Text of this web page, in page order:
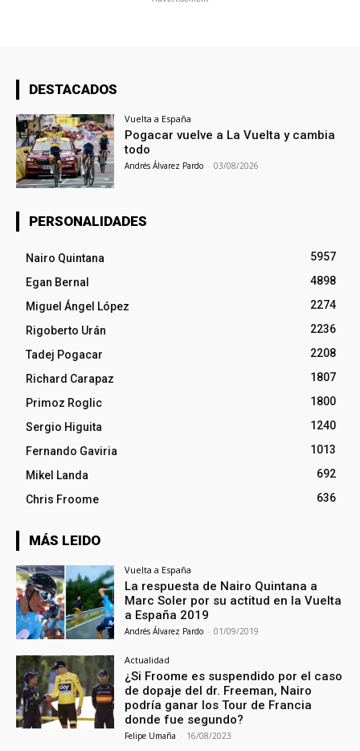
DESTACADOS
Vuelta a España
Pogacar vuelve a La Vuelta y cambia
todo
Andrés Álvarez Pardo - 03/08/2026
PERSONALIDADES
Nairo Quintana
5957
Egan Bernal
4898
Miguel Ángel López
2274
Rigoberto Urán
2236
Tadej Pogacar
2208
Richard Carapaz
1807
Primoz Roglic
1800
Sergio Higuita
1240
Fernando Gaviria
1013
Mikel Landa
692
Chris Froome
636
MÁS LEIDO
Vuelta a España
La respuesta de Nairo Quintana a
Marc Soler por su actitud en la Vuelta
a España 2019
Andrés Álvarez Pardo - 01/09/2019
Actualidad
¿Si Froome es suspendido por el caso
de dopaje del dr. Freeman, Nairo
podría ganar los Tour de Francia
donde fue segundo?
Felipe Umaña - 16/08/2023